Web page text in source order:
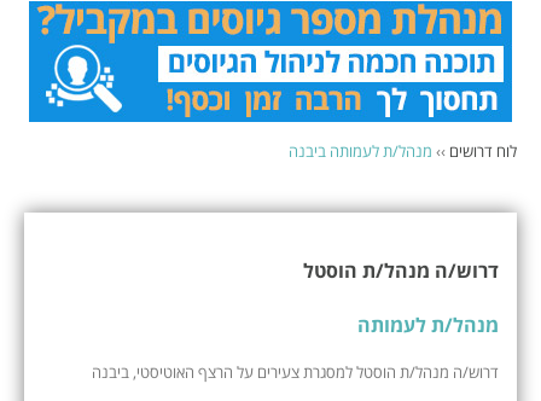
לוח דרושים ›› מנהל/ת לעמותה ביבנה
דרוש/ה מנהל/ת הוסטל
מנהל/ת לעמותה
דרוש/ה מנהל/ת הוסטל למסגרת צעירים על הרצף האוטיסטי, ביבנה